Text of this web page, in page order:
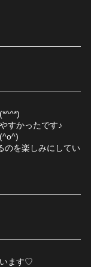
すかったです♪
ます♡